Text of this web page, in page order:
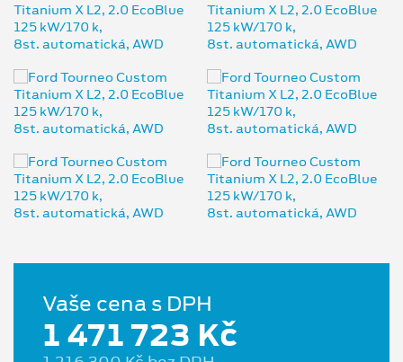
Vaše cena s DPH
1 471 723 Kč